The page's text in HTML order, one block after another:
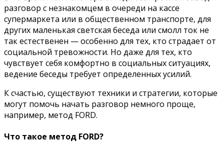
разговор с незнакомцем в очереди на кассе
супермаркета или в общественном транспорте, для
других маленькая светская беседа или смолл ток не
так естественен — особенно для тех, кто страдает от
социальной тревожности. Но даже для тех, кто
чувствует себя комфортно в социальных ситуациях,
ведение беседы требует определенных усилий.
К счастью, существуют техники и стратегии, которые
могут помочь начать разговор немного проще,
например, метод FORD.
Что такое метод FORD?